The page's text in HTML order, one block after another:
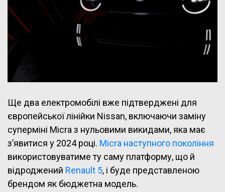
Ще два електромобілі вже підтверджені для
європейської лінійки Nissan, включаючи заміну
суперміні Micra з нульовими викидами, яка має
з’явитися у 2024 році. Micra наступного покоління
використовуватиме ту саму платформу, що й
відроджений Renault 5, і буде представленою
брендом як бюджетна модель.